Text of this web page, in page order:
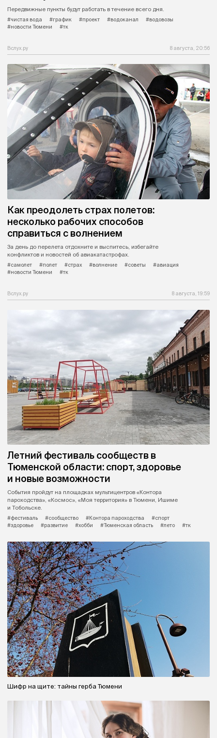
Передвижные пункты будут работать в течение всего дня.
#чистая вода
#график #проект #водоканал
#водовозы
#новости Тюмени
#тк
Вслух.ру 8 августа, 20:56
Как преодолеть страх полетов:
несколько рабочих способов
справиться с волнением
За день до перелета отдохните и выспитесь, избегайте
конфликтов и новостей об авиакатастрофах.
#самолет
#полет #страх #волнение #советы
#авиация
#новости Тюмени
#тк
Вслух.ру 8 августа, 19:59
Летний фестиваль сообществ в
Тюменской области: спорт, здоровье
и новые возможности
События пройдут на площадках мультицентров «Контора
пароходства», «Космос», «Моя территория» в Тюмени, Ишиме
и Тобольске.
#фестиваль
#сообщество #Контора пароходства
#спорт
#здоровье
#развитие #хобби #Тюменская область #лето #тк
Шифр на щите: тайны герба Тюмени